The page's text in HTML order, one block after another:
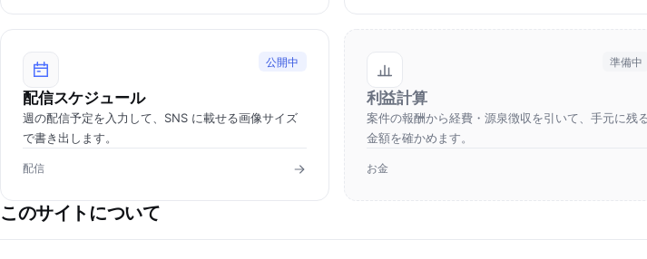
公開中
配信スケジュール
週の配信予定を入力して、SNS に載せる画像サイズ
で書き出します。
配信
準備中
利益計算
案件の報酬から経費・源泉徴収を引いて、手元に残
金額を確かめます。
お金
このサイトについて